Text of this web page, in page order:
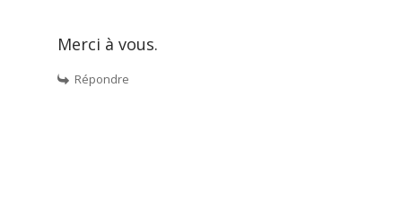
Merci à vous.
Répondre